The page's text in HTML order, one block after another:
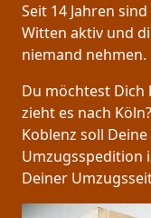
Seit 14 Jahren
Witten aktiv und
niemand nehmen.
Du möchtest
zieht es nach
Koblenz soll
Umzugsspedition
Deiner